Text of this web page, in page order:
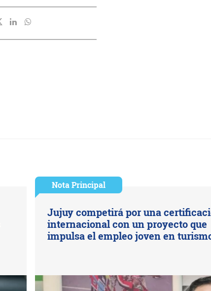
Nota Principal
Jujuy competirá por una
internacional con un proyecto que
impulsa el empleo joven en